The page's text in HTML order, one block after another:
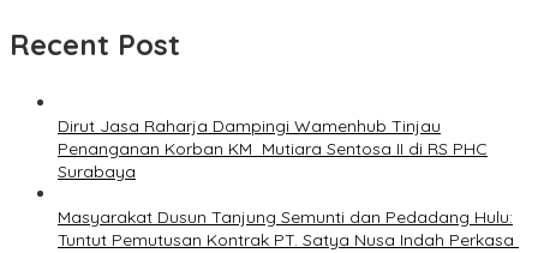
Recent Post
Dirut Jasa Raharja Dampingi Wamenhub Tinjau
Penanganan Korban KM Mutiara Sentosa II di RS PHC
Surabaya
Masyarakat Dusun Tanjung Semunti dan Pedadang Hulu:
Tuntut Pemutusan Kontrak PT. Satya Nusa Indah Perkasa ‎